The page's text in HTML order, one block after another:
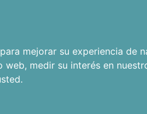
mejorar su experiencia de
web, medir su interés en
.